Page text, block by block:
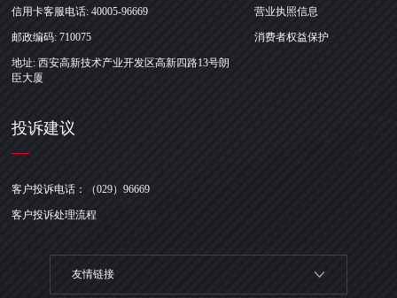
信用卡客服电话: 40005-96669
邮政编码: 710075
地址: 西安高新技术产业开发区高新四路13号朗
臣大厦
营业执照信息
消费者权益保护
投诉建议
客户投诉电话：（029）96669
客户投诉处理流程
友情链接